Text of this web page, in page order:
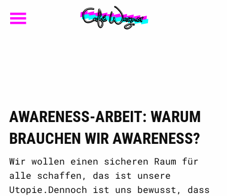
AWARENESS-ARBEIT: WARUM
BRAUCHEN WIR AWARENESS?
Wir wollen einen sicheren Raum für
alle schaffen, das ist unsere
Utopie.Dennoch ist uns bewusst, dass